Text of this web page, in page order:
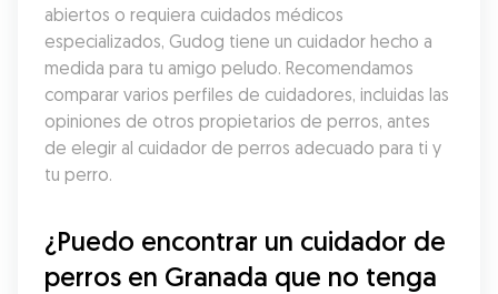
abiertos o requiera cuidados médicos
especializados, Gudog tiene un cuidador hecho a
medida para tu amigo peludo. Recomendamos
comparar varios perfiles de cuidadores, incluidas las
opiniones de otros propietarios de perros, antes
de elegir al cuidador de perros adecuado para ti y
tu perro.
¿Puedo encontrar un cuidador de
perros en Granada que no tenga